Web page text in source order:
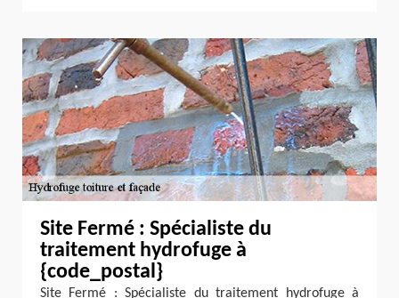
Site Fermé : Spécialiste du
traitement hydrofuge à
{code_postal}
Site Fermé : Spécialiste du traitement hydrofuge à